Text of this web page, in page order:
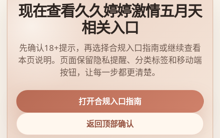
现在查看久久婷婷激情五月天
相关入口
先确认18+提示，再选择合规入口指南或继续查看
本页说明。页面保留隐私提醒、分类标签和移动端
按钮，让每一步都更清楚。
打开合规入口指南
返回顶部确认